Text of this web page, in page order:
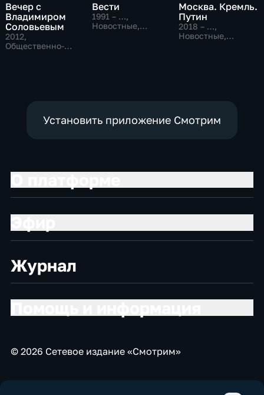
Вечер с
Владимиром
Соловьевым
2012,
Общественно-
Вести
1991 – …,
Новостные,
Москва. Кремль.
Путин
2018 – …,
Новостные,
Установить приложение Смотрим
Журнал
© 2026 Сетевое издание «Смотрим»